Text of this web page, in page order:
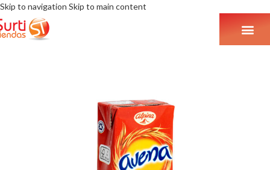
Skip to navigation Skip to main content